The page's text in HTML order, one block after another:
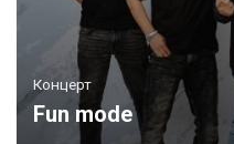
Концерт
Fun mode